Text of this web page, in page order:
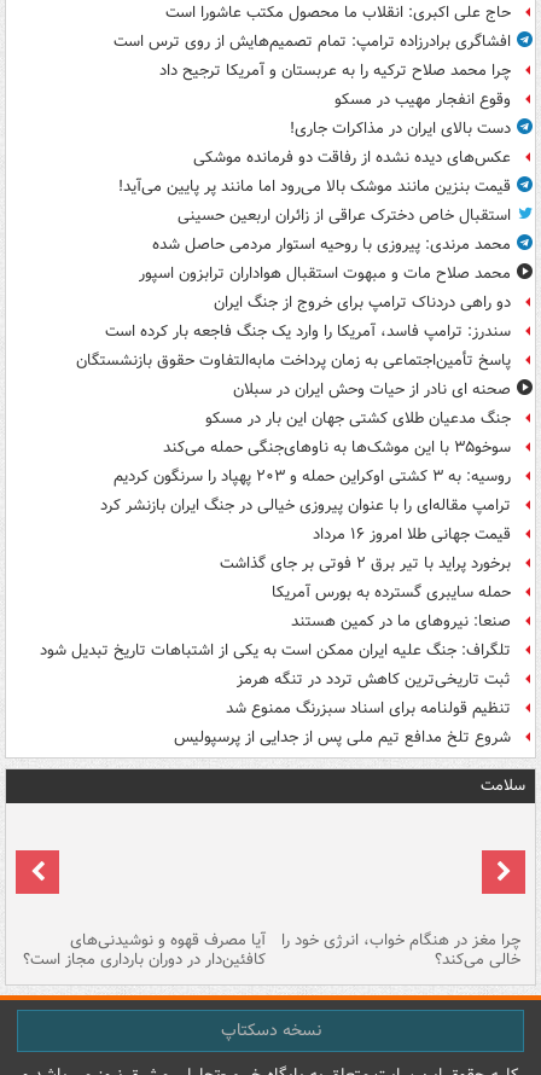
حاج علی اکبری: انقلاب ما محصول مکتب عاشورا است
افشاگری برادرزاده ترامپ: تمام تصمیم‌هایش از روی ترس است
چرا محمد صلاح ترکیه را به عربستان و آمریکا ترجیح داد
وقوع انفجار مهیب در مسکو
دست بالای ایران در مذاکرات جاری!
عکس‌های دیده نشده از رفاقت دو فرمانده‌ موشکی
قیمت بنزین مانند موشک بالا می‌رود اما مانند پر پایین می‌آید!
استقبال خاص دخترک عراقی از زائران اربعین حسینی
محمد مرندی: پیروزی با روحیه استوار مردمی حاصل شده
محمد صلاح مات و مبهوت استقبال هواداران ترابزون اسپور
دو راهی دردناک ترامپ برای خروج از جنگ ایران
سندرز: ترامپ فاسد، آمریکا را وارد یک جنگ فاجعه بار کرده است
پاسخ تأمین‌اجتماعی به زمان پرداخت مابه‌التفاوت حقوق بازنشستگان
صحنه ای نادر از حیات وحش ایران در سبلان
جنگ مدعیان طلای کشتی جهان این بار در مسکو
سوخو۳۵ با این موشک‌ها به ناوهای‌جنگی حمله می‌کند
روسیه: به ۳ کشتی اوکراین حمله و ۲۰۳ پهپاد را سرنگون کردیم
ترامپ مقاله‌ای را با عنوان پیروزی خیالی در جنگ ایران بازنشر کرد
قیمت جهانی طلا امروز ۱۶ مرداد
برخورد پراید با تیر برق ۲ فوتی بر جای گذاشت
حمله سایبری گسترده به بورس آمریکا
صنعا: نیروهای ما در کمین‌ هستند
تلگراف: جنگ علیه ایران ممکن است به یکی از اشتباهات تاریخ تبدیل شود
ثبت تاریخی‌ترین کاهش تردد در تنگه هرمز
تنظیم قولنامه برای اسناد سبزرنگ ممنوع شد
شروع تلخ مدافع تیم ملی پس از جدایی از پرسپولیس
سلامت
چرا مغز در هنگام خواب، انرژی خود را
خالی می‌کند؟
آیا مصرف قهوه و نوشیدنی‌های
کافئین‌دار در دوران بارداری مجاز است؟
نسخه دسکتاپ